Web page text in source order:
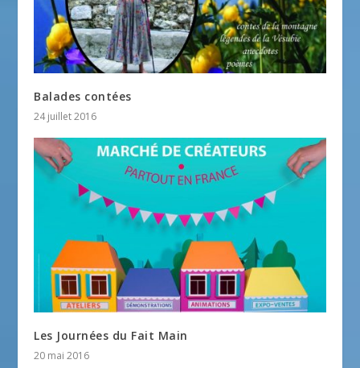
Balades contées
24 juillet 2016
Les Journées du Fait Main
20 mai 2016